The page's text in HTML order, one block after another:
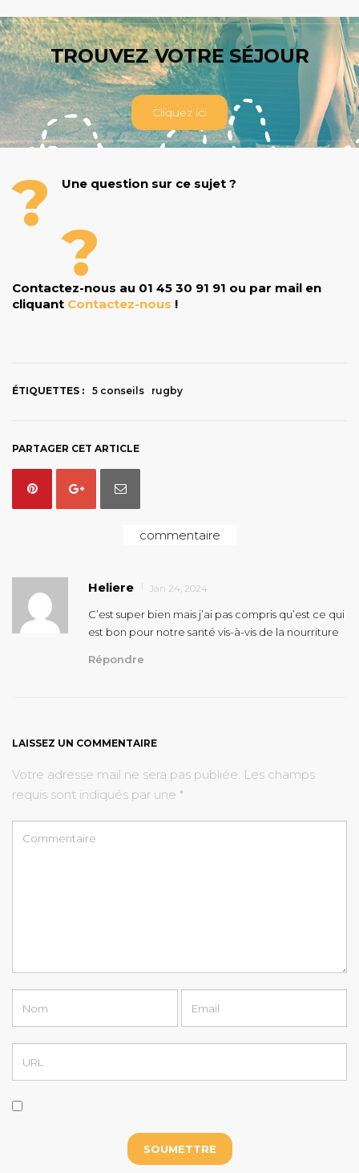
TROUVEZ VOTRE SÉJOUR
Cliquez ici
Une question sur ce sujet ?
Contactez-nous au 01 45 30 91 91 ou par mail en
cliquant Contactez-nous !
ÉTIQUETTES : 5 conseils rugby
PARTAGER CET ARTICLE
commentaire
Heliere Jan 24, 2024
C’est super bien mais j’ai pas compris qu’est ce qui
est bon pour notre santé vis-à-vis de la nourriture
Répondre
LAISSEZ UN COMMENTAIRE
Votre adresse mail ne sera pas publiée. Les champs
requis sont indiqués par une *
bon à savoir
Voici les toutes les informations sur le Jet Lag